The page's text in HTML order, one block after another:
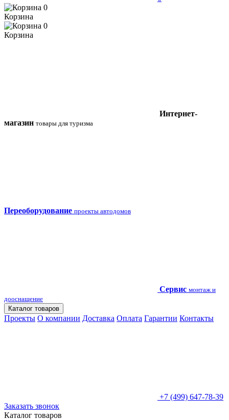
0
Корзина
0
Корзина
Интернет-
магазин товары для туризма
Переоборудование проекты автодомов
Сервис монтаж и
дооснащение
Каталог товаров
Проекты О компании Доставка Оплата Гарантии Контакты
+7 (499) 647-78-39
Заказать звонок
Каталог товаров